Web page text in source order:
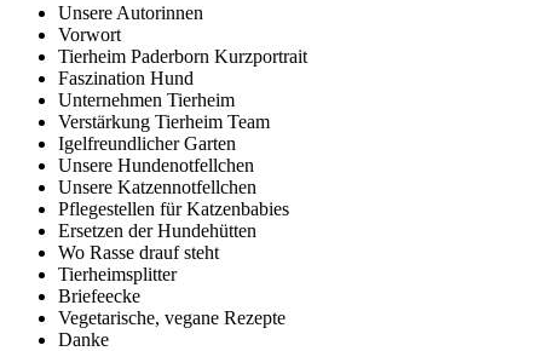
Unsere Autorinnen
Vorwort
Tierheim Paderborn Kurzportrait
Faszination Hund
Unternehmen Tierheim
Verstärkung Tierheim Team
Igelfreundlicher Garten
Unsere Hundenotfellchen
Unsere Katzennotfellchen
Pflegestellen für Katzenbabies
Ersetzen der Hundehütten
Wo Rasse drauf steht
Tierheimsplitter
Briefeecke
Vegetarische, vegane Rezepte
Danke